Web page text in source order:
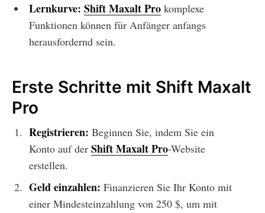
Lernkurve: Shift Maxalt Prokomplexe
Funktionen können für Anfänger anfangs
herausfordernd sein.
Erste Schritte mit Shift Maxalt
Pro
Registrieren: Beginnen Sie, indem Sie ein
Konto auf der Shift Maxalt Pro-Website
erstellen.
Geld einzahlen: Finanzieren Sie Ihr Konto mit
einer Mindesteinzahlung von 250 $, um mit